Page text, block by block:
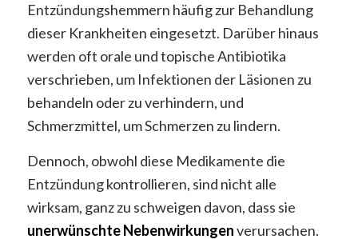
Entzündungshemmern häufig zur Behandlung
dieser Krankheiten eingesetzt. Darüber hinaus
werden oft orale und topische Antibiotika
verschrieben, um Infektionen der Läsionen zu
behandeln oder zu verhindern, und
Schmerzmittel, um Schmerzen zu lindern.
Dennoch, obwohl diese Medikamente die
Entzündung kontrollieren, sind nicht alle
wirksam, ganz zu schweigen davon, dass sie
unerwünschte Nebenwirkungenverursachen.